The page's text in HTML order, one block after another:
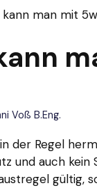
kann man mit
Voß B.Eng.
der Regel
und auch
gültig,